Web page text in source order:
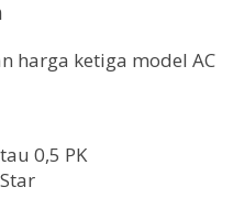
harga ketiga model AC
0,5 PK